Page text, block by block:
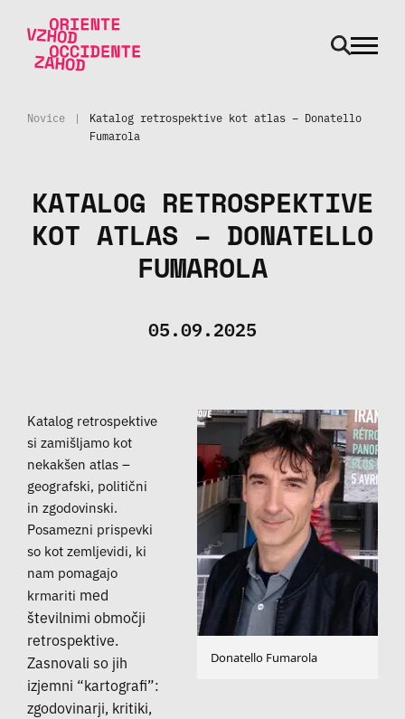
odpri
Novice |
Katalog retrospektive kot atlas – Donatello
Fumarola
KATALOG RETROSPEKTIVE
KOT ATLAS – DONATELLO
FUMAROLA
05.09.2025
Donatello Fumarola
Katalog retrospektive
si zamišljamo kot
nekakšen atlas –
geografski, politični
in zgodovinski.
Posamezni prispevki
so kot zemljevidi, ki
nam pomagajo
krmariti med
številnimi območji
retrospektive.
Zasnovali so jih
izjemni “kartografi”:
zgodovinarji, kritiki,